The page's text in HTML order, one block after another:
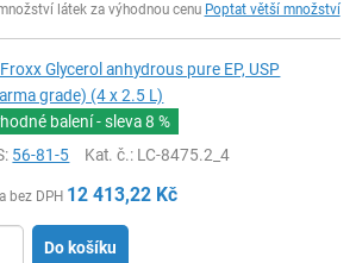
látek za výhodnou cenu Poptat větší množství
Glycerol anhydrous pure EP, USP
grade) (4 x 2.5 L)
balení - sleva8 %
56-81-5 Kat. č.: LC-8475.2_4
bez DPH 12 413,22 Kč
Do košíku